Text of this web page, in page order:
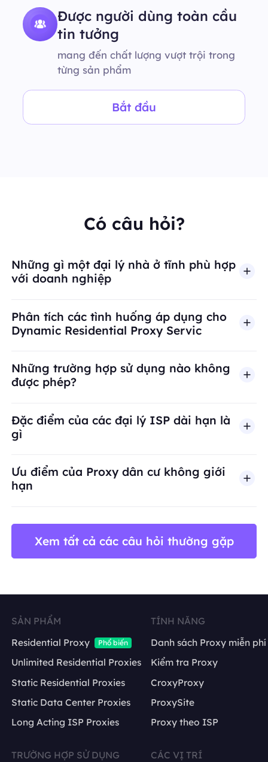
Được người dùng toàn cầu
tin tưởng
mang đến chất lượng vượt trội trong
từng sản phẩm
Bắt đầu
Có câu hỏi?
Những gì một đại lý nhà ở tĩnh phù hợp
với doanh nghiệp
Phân tích các tình huống áp dụng cho
Dynamic Residential Proxy Servic
Những trường hợp sử dụng nào không
được phép?
BestProxy không hỗ trợ gian lận, spam, tương
Đặc điểm của các đại lý ISP dài hạn là
gì
Ưu điểm của Proxy dân cư không giới
hạn
Xem tất cả các câu hỏi thường gặp
SẢN PHẨM
Residential Proxy
Phổ biến
Unlimited Residential Proxies
Static Residential Proxies
Static Data Center Proxies
Long Acting ISP Proxies
TÍNH NĂNG
Danh sách Proxy miễn phí
Kiểm tra Proxy
CroxyProxy
ProxySite
Proxy theo ISP
TRƯỜNG HỢP SỬ DỤNG
CÁC VỊ TRÍ